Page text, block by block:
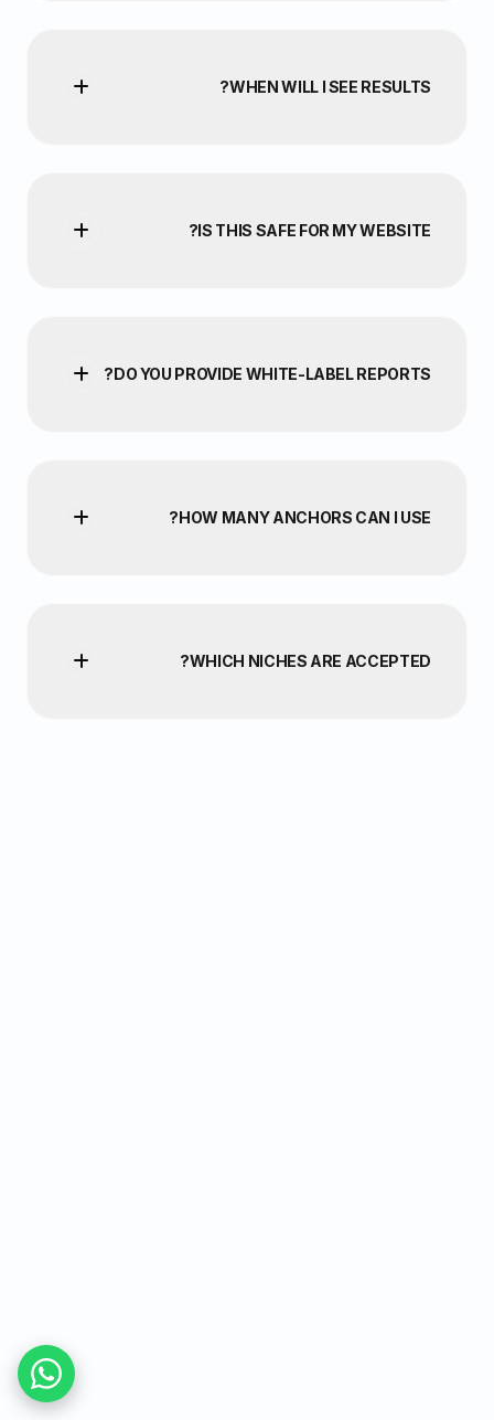
WHEN WILL I SEE RESULTS?
IS THIS SAFE FOR MY WEBSITE?
DO YOU PROVIDE WHITE-LABEL REPORTS?
HOW MANY ANCHORS CAN I USE?
WHICH NICHES ARE ACCEPTED?